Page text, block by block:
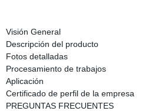
Visión General
Descripción del producto
Fotos detalladas
Procesamiento de trabajos
Aplicación
Certificado de perfil de la empresa
PREGUNTAS FRECUENTES